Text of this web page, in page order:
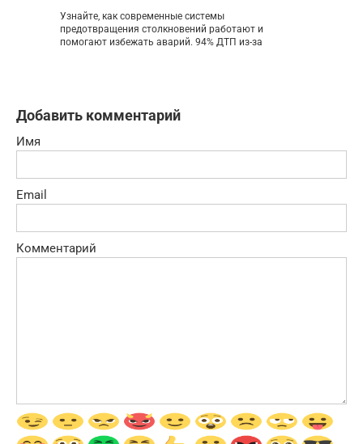
Узнайте, как современные системы
предотвращения столкновений работают и
помогают избежать аварий. 94% ДТП из-за
Добавить комментарий
Имя
Email
Комментарий